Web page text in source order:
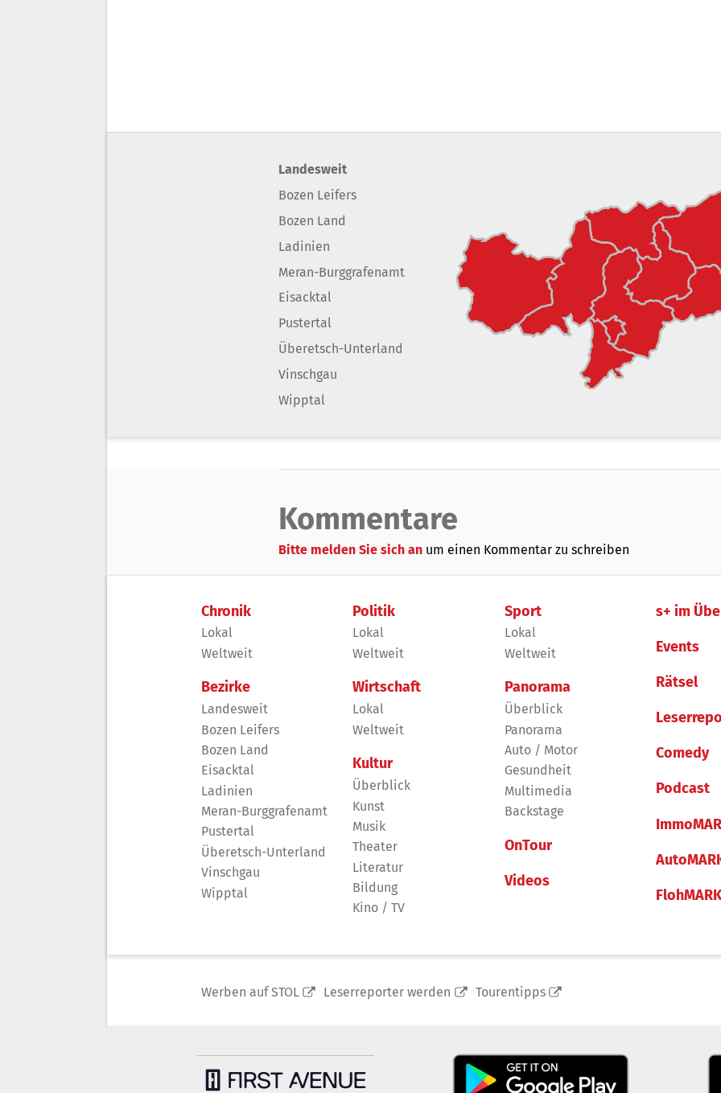
Landesweit
Bozen Leifers
Bozen Land
Ladinien
Meran-Burggrafenamt
Eisacktal
Pustertal
Überetsch-Unterland
Vinschgau
Wipptal
Kommentare
Bitte melden Sie sich an um einen Kommentar zu schreiben
Chronik
Lokal
Weltweit
Bezirke
Landesweit
Bozen Leifers
Bozen Land
Eisacktal
Ladinien
Meran-Burggrafenamt
Pustertal
Überetsch-Unterland
Vinschgau
Wipptal
Politik
Lokal
Weltweit
Wirtschaft
Lokal
Weltweit
Kultur
Überblick
Kunst
Musik
Theater
Literatur
Bildung
Kino / TV
Sport
Lokal
Weltweit
Panorama
Überblick
Panorama
Auto / Motor
Gesundheit
Multimedia
Backstage
OnTour
Videos
s+ im
Events
Rätsel
Comedy
Podcast
Werben auf STOL Leserreporter werden Tourentipps